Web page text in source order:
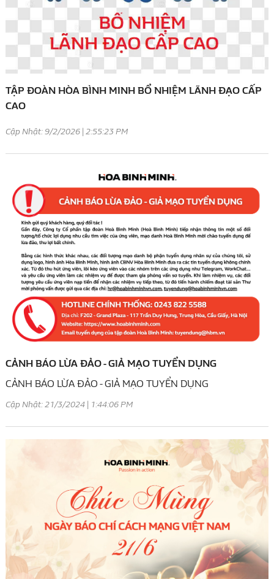
TẬP ĐOÀN HÒA BÌNH MINH BỔ NHIỆM LÃNH ĐẠO CẤP
CAO
Cập Nhật: 9/2/2026 | 2:55:23 PM
CẢNH BÁO LỪA ĐẢO - GIẢ MẠO TUYỂN DỤNG
CẢNH BÁO LỪA ĐẢO - GIẢ MẠO TUYỂN DỤNG
Cập Nhật: 21/3/2024 | 1:44:06 PM